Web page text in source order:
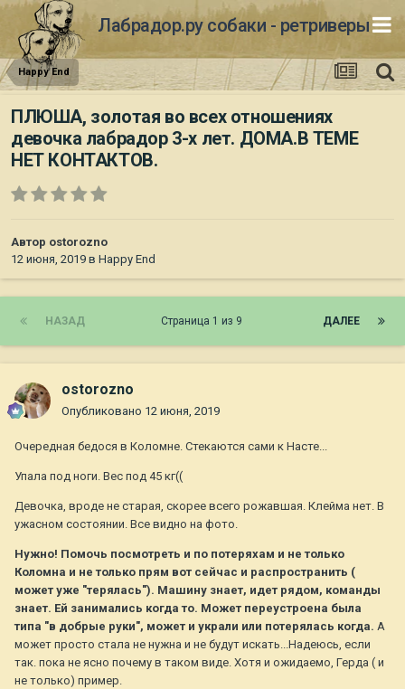
Лабрадор.ру собаки - ретриверы
Happy End
ПЛЮША, золотая во всех отношениях
девочка лабрадор 3-х лет. ДОМА.В ТЕМЕ
НЕТ КОНТАКТОВ.
Автор ostorozno
12 июня, 2019 в Happy End
НАЗАД ДАЛЕЕ
Страница 1 из 9
ostorozno
Опубликовано 12 июня, 2019
Очередная бедося в Коломне. Стекаются сами к Насте...
Упала под ноги. Вес под 45 кг((
Девочка, вроде не старая, скорее всего рожавшая. Клейма нет. В
ужасном состоянии. Все видно на фото.
Нужно! Помочь посмотреть и по потеряхам и не только
Коломна и не только прям вот сейчас и распространить (
может уже "терялась"). Машину знает, идет рядом, команды
знает. Ей занимались когда то. Может переустроена была
типа "в добрые руки", может и украли или потерялась когда. А
может просто стала не нужна и не будут искать...Надеюсь, если
так. пока не ясно почему в таком виде. Хотя и ожидаемо, Герда ( и
не только) пример.